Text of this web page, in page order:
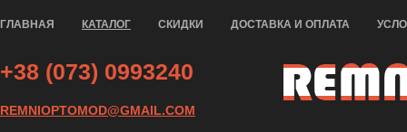
ГЛАВНАЯ КАТАЛОГ СКИДКИ ДОСТАВКА И ОПЛАТА
+38 (073) 0993240
REMNIOPTOMOD@GMAIL.COM